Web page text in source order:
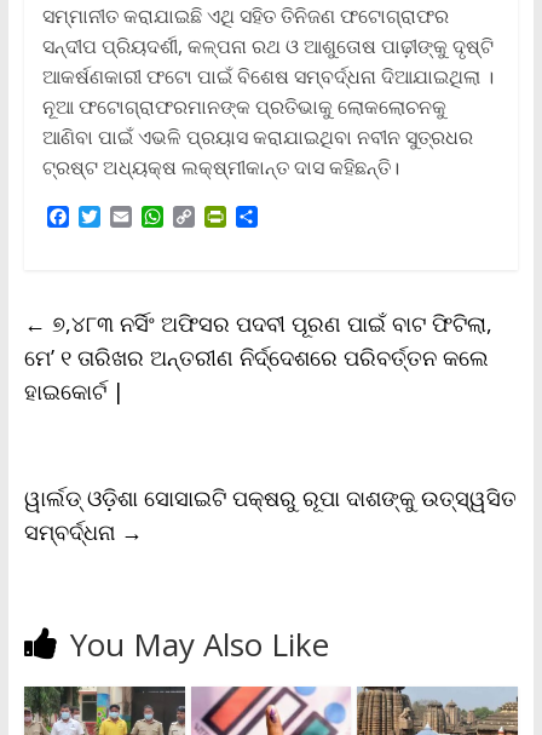
ସମ୍ମାନୀତ କରାଯାଇଛି ଏଥି ସହିତ ତିନିଜଣ ଫଟୋଗ୍ରାଫର
ସନ୍ଦୀପ ପ୍ରିୟଦର୍ଶୀ, କଳ୍ପନା ରଥ ଓ ଆଶୁତୋଷ ପାଢ଼ୀଙ୍କୁ ଦୃଷ୍ଟି
ଆକର୍ଷଣକାରୀ ଫଟୋ ପାଇଁ ବିଶେଷ ସମ୍ବର୍ଦ୍ଧନା ଦିଆଯାଇଥିଲା ।
ନୂଆ ଫଟୋଗ୍ରାଫରମାନଙ୍କ ପ୍ରତିଭାକୁ ଲୋକଲୋଚନକୁ
ଆଣିବା ପାଇଁ ଏଭଳି ପ୍ରୟାସ କରାଯାଇଥିବା ନବୀନ ସୁତ୍ରଧର
ଟ୍ରଷ୍ଟ ଅଧ୍ୟକ୍ଷ ଲକ୍ଷ୍ମୀକାନ୍ତ ଦାସ କହିଛନ୍ତି।
F
o
o
k
T
e
r
E
W
A
p
p
C
i
n
k
P
F
r
i
S
← ୭,୪୮୩ ନର୍ସିଂ ଅଫିସର ପଦବୀ ପୂରଣ ପାଇଁ ବାଟ ଫିଟିଲା,
ମେ’ ୧ ତାରିଖର ଅନ୍ତରୀଣ ନିର୍ଦ୍ଦେଶରେ ପରିବର୍ତ୍ତନ କଲେ
ହାଇକୋର୍ଟ |
ୱାର୍ଲଡ୍ ଓଡ଼ିଶା ସୋସାଇଟି ପକ୍ଷରୁ ରୂପା ଦାଶଙ୍କୁ ଉତ୍ସ୍ୱସିତ
ସମ୍ବର୍ଦ୍ଧନା →
You May Also Like